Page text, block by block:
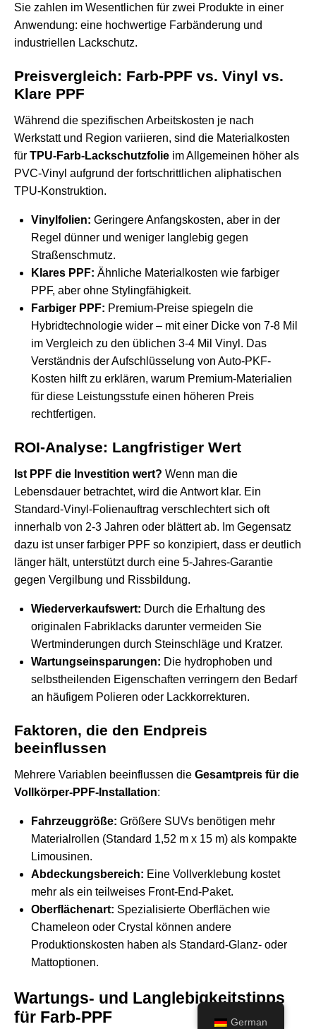
Sie zahlen im Wesentlichen für zwei Produkte in einer
Anwendung: eine hochwertige Farbänderung und
industriellen Lackschutz.
Preisvergleich: Farb-PPF vs. Vinyl vs.
Klare PPF
Während die spezifischen Arbeitskosten je nach
Werkstatt und Region variieren, sind die Materialkosten
für TPU-Farb-Lackschutzfolie im Allgemeinen höher als
PVC-Vinyl aufgrund der fortschrittlichen aliphatischen
TPU-Konstruktion.
Vinylfolien: Geringere Anfangskosten, aber in der
Regel dünner und weniger langlebig gegen
Straßenschmutz.
Klares PPF: Ähnliche Materialkosten wie farbiger
PPF, aber ohne Stylingfähigkeit.
Farbiger PPF: Premium-Preise spiegeln die
Hybridtechnologie wider – mit einer Dicke von 7-8 Mil
im Vergleich zu den üblichen 3-4 Mil Vinyl. Das
Verständnis der Aufschlüsselung von Auto-PKF-
Kosten hilft zu erklären, warum Premium-Materialien
für diese Leistungsstufe einen höheren Preis
rechtfertigen.
ROI-Analyse: Langfristiger Wert
Ist PPF die Investition wert? Wenn man die
Lebensdauer betrachtet, wird die Antwort klar. Ein
Standard-Vinyl-Folienauftrag verschlechtert sich oft
innerhalb von 2-3 Jahren oder blättert ab. Im Gegensatz
dazu ist unser farbiger PPF so konzipiert, dass er deutlich
länger hält, unterstützt durch eine 5-Jahres-Garantie
gegen Vergilbung und Rissbildung.
Wiederverkaufswert: Durch die Erhaltung des
originalen Fabriklacks darunter vermeiden Sie
Wertminderungen durch Steinschläge und Kratzer.
Wartungseinsparungen: Die hydrophoben und
selbstheilenden Eigenschaften verringern den Bedarf
an häufigem Polieren oder Lackkorrekturen.
Faktoren, die den Endpreis
beeinflussen
Mehrere Variablen beeinflussen die Gesamtpreis für die
Vollkörper-PPF-Installation:
Fahrzeuggröße: Größere SUVs benötigen mehr
Materialrollen (Standard 1,52 m x 15 m) als kompakte
Limousinen.
Abdeckungsbereich: Eine Vollverklebung kostet
mehr als ein teilweises Front-End-Paket.
Oberflächenart: Spezialisierte Oberflächen wie
Chameleon oder Crystal können andere
Produktionskosten haben als Standard-Glanz- oder
Mattoptionen.
Wartungs- und Langlebigkeitstipps
für Farb-PPF
German